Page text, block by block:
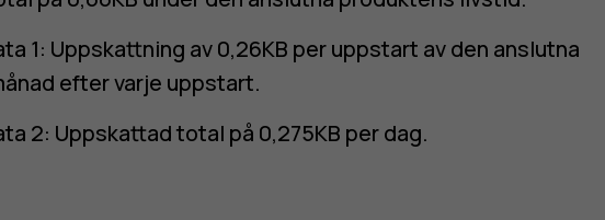
1: Uppskattning av 0,26KB per uppstart av den anslutna
efter varje uppstart.
2: Uppskattad total på 0,275KB per dag.